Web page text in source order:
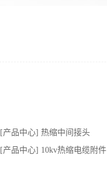
[产品中心] 热缩中间接头
[产品中心] 10kv热缩电缆附件